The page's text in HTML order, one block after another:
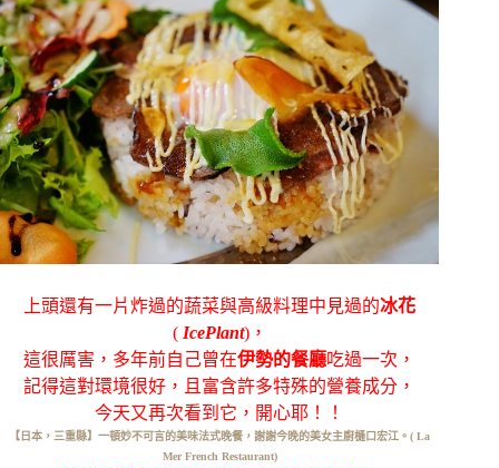
上頭還有一片炸過的蔬菜與高級料理中見過的冰花
(IcePlant)，
這很厲害，多年前自己曾在伊勢的餐廳吃過一次，
記得這對環境很好，且富含許多特殊的營養成分，
今天又再次看到它，開心耶！！
【日本，三重縣】一頓妙不可言的美味法式晚餐，謝謝今晚的美女主廚樋口宏江。( La
Mer French Restaurant)